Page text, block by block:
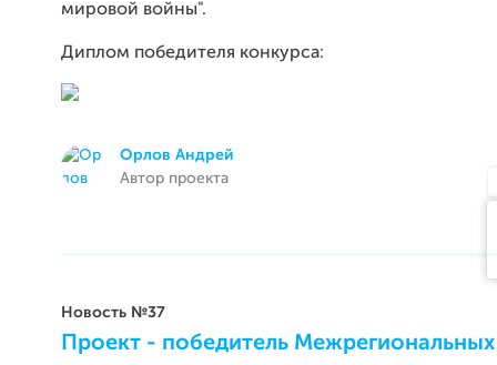
мировой войны".
Диплом победителя конкурса:
Орлов Андрей
Автор проекта
Новость №37
Проект - победитель